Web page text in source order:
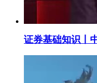
证券基础知识丨